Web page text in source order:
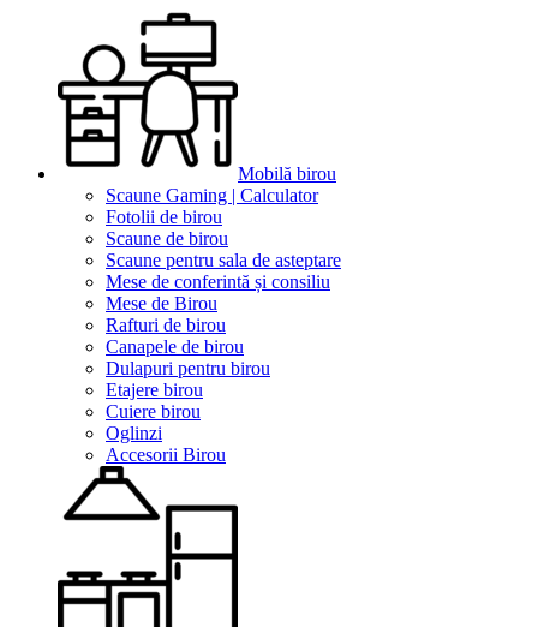
Mobilă birou
Scaune Gaming | Calculator
Fotolii de birou
Scaune de birou
Scaune pentru sala de asteptare
Mese de conferintă și consiliu
Mese de Birou
Rafturi de birou
Canapele de birou
Dulapuri pentru birou
Etajere birou
Cuiere birou
Oglinzi
Accesorii Birou